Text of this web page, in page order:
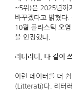
~5위)은 2025년까
바꾸겠다고 밝혔다
10월 플라스틱 오
을 인정했다.
리터러티 다 같이
이런 데이터를 더
(Litterati)다. 리터